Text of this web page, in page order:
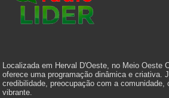
Localizada em Herval D'Oeste, no Meio Oeste
oferece uma programação dinâmica e criativa.
credibilidade, preocupação com a comunidade,
vibrante.